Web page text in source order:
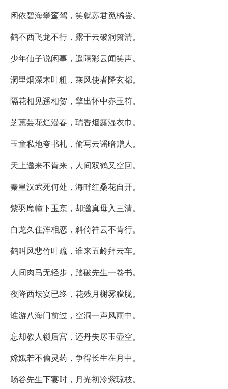
闲依碧海攀鸾驾，笑就苏君觅橘尝。
鹤不西飞龙不行，露干云破洞箫清。
少年仙子说闲事，遥隔彩云闻笑声。
洞里烟深木叶粗，乘风使者降玄都。
隔花相见遥相贺，擎出怀中赤玉符。
芝蕙芸花烂漫春，瑞香烟露湿衣巾。
玉童私地夸书札，偷写云谣暗赠人。
天上邀来不肯来，人间双鹤又空回。
秦皇汉武死何处，海畔红桑花自开。
紫羽麾幢下玉京，却邀真母入三清。
白龙久住浑相恋，斜倚祥云不肯行。
鹤叫风悲竹叶疏，谁来五岭拜云车。
人间肉马无轻步，踏破先生一卷书。
夜降西坛宴已终，花残月榭雾朦胧。
谁游八海门前过，空洞一声风雨中。
忘却教人锁后宫，还丹失尽玉壶空。
嫦娥若不偷灵药，争得长生在月中。
旸谷先生下宴时，月光初冷紫琼枝。